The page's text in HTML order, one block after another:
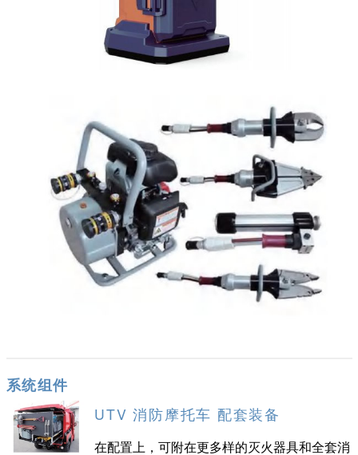
系统组件
UTV 消防摩托车 配套装备
在配置上，可附在更多样的灭火器具和全套消